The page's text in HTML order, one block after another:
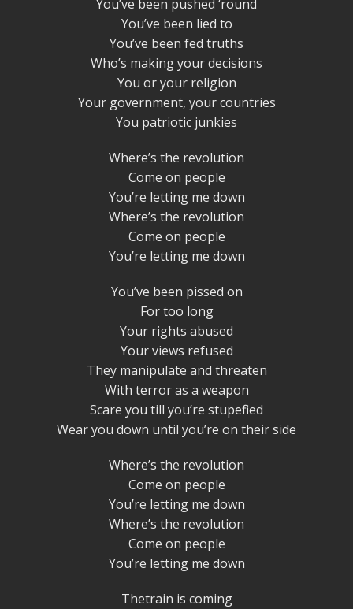
You’ve been pushed ‘round
You’ve been lied to
You’ve been fed truths
Who’s making your decisions
You or your religion
Your government, your countries
You patriotic junkies
Where’s the revolution
Come on people
You’re letting me down
Where’s the revolution
Come on people
You’re letting me down
You’ve been pissed on
For too long
Your rights abused
Your views refused
They manipulate and threaten
With terror as a weapon
Scare you till you’re stupefied
Wear you down until you’re on their side
Where’s the revolution
Come on people
You’re letting me down
Where’s the revolution
Come on people
You’re letting me down
Thetrain is coming